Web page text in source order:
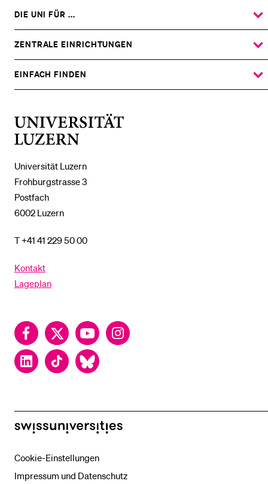
Universität Luzern
Frohburgstrasse 3
Postfach
6002 Luzern
T +41 41 229 50 00
Kontakt
Lageplan
FacebookTwitter YouTubeInstagram
LinkedInTikTok Bluesky
DIE UNI FÜR ...
ZEIGE
DAS
UNTERMENÜ
ZENTRALE EINRICHTUNGEN
ZEIGE
DAS
UNTERMENÜ
EINFACH FINDEN
ZEIGE
DAS
swissuniversities
Cookie-Einstellungen
Impressum und Datenschutz